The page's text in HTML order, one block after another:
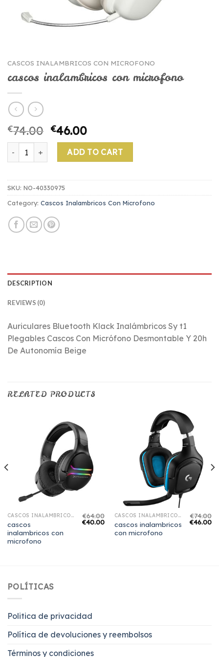
CASCOS INALAMBRICOS CON MICROFONO
cascos inalambricos con microfono
€74.00 €46.00
cascos inalambricos con microfono quantity
ADD TO CART
SKU: NO-40330975
Category: Cascos Inalambricos Con Microfono
DESCRIPTION
REVIEWS (0)
Auriculares Bluetooth Klack Inalámbricos Sy t1
Plegables Cascos Con Micrófono Desmontable Y 20h
De Autonomía Beige
RELATED PRODUCTS
CASCOS INALAMBRICOS CON MICROFONO
cascos
inalambricos con
microfono
€64.00
€40.00
CASCOS INALAMBRICOS CON MICROFONO
cascos inalambricos
con microfono
€74.00
€46.00
POLÍTICAS
Politica de privacidad
Política de devoluciones y reembolsos
Términos y condiciones